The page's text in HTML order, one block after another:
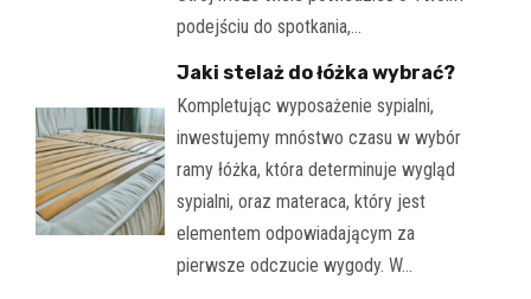
podejściu do spotkania,…
Jaki stelaż do łóżka wybrać?
Kompletując wyposażenie sypialni,
inwestujemy mnóstwo czasu w wybór
ramy łóżka, która determinuje wygląd
sypialni, oraz materaca, który jest
elementem odpowiadającym za
pierwsze odczucie wygody. W…